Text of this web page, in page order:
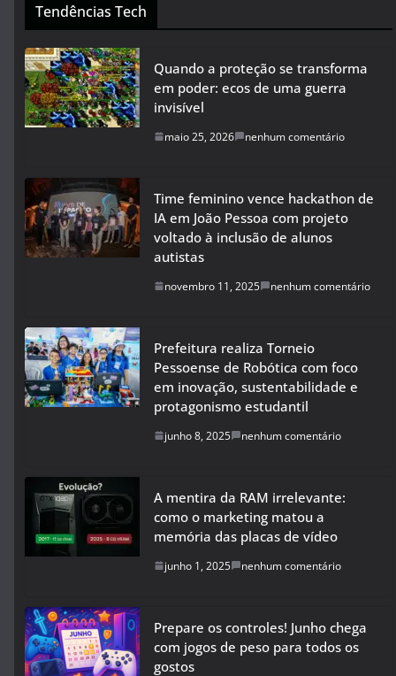
Tendências Tech
Quando a proteção se transforma
em poder: ecos de uma guerra
invisível
maio 25, 2026 nenhum comentário
Time feminino vence hackathon de
IA em João Pessoa com projeto
voltado à inclusão de alunos
autistas
novembro 11, 2025 nenhum comentário
Prefeitura realiza Torneio
Pessoense de Robótica com foco
em inovação, sustentabilidade e
protagonismo estudantil
junho 8, 2025 nenhum comentário
A mentira da RAM irrelevante:
como o marketing matou a
memória das placas de vídeo
junho 1, 2025 nenhum comentário
Prepare os controles! Junho chega
com jogos de peso para todos os
gostos